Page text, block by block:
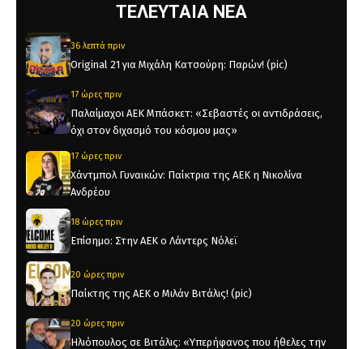
ΤΕΛΕΥΤΑΙΑ ΝΕΑ
36 λεπτά πριν
Original 21 για Μιχάλη Κατσούρη: Παρών! (pic)
17 ώρες πριν
Παλαίμαχοι ΑΕΚ Μπάσκετ: «Σεβαστές οι αντιδράσεις,
όχι στον διχασμό του κόσμου μας»
17 ώρες πριν
Χάντμπολ Γυναικών: Παίκτρια της ΑΕΚ η Νικολίνα
Ανδρέου
18 ώρες πριν
Επίσημο: Στην ΑΕΚ ο Λάντερς Νόλεϊ
20 ώρες πριν
Παίκτης της ΑΕΚ ο Μιλάν Βιτάλις! (pic)
20 ώρες πριν
Ηλιόπουλος σε Βιτάλις: «Υπερήφανος που ήθελες την